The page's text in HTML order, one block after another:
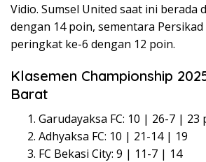
Vidio. Sumsel United saat ini berada
dengan 14 poin, sementara
peringkat ke-6 dengan 12 poin.
Klasemen Championship
Barat
Garudayaksa FC: 10 | 26-7 | 23
Adhyaksa FC: 10 | 21-14 | 19
FC Bekasi City: 9 | 11-7 | 14